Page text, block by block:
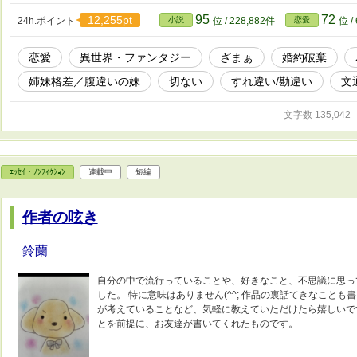
24h.ポイント 12,255pt 小説 95 位 / 228,882件 恋愛 72 位 /
恋愛 異世界・ファンタジー ざまぁ 婚約破棄
姉妹格差／腹違いの妹
切ない すれ違い/勘違い 文
文字数 135,042
ｴｯｾｲ・ﾉﾝﾌｨｸｼｮﾝ 連載中 短編
作者の呟き
鈴蘭
自分の中で流行っていることや、好きなこと、不思議に思
した。 特に意味はありません(^^; 作品の裏話てきなことも
が考えていることなど、気軽に教えていただけたら嬉しい
とを前提に、お友達が書いてくれたものです。